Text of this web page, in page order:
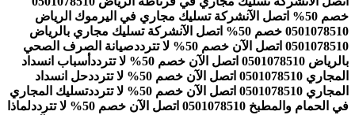
خصم 50% اتصل الآن
شركة تسليك مجاري في اليرموك الرياض
0501078510 خصم 50% اتصل الآن
شركة تسليك مجاري بالرياض
0501078510 اتصل الآن خصم 50% لا تتردد
صيانة الصرف الصحي
بالرياض 0501078510 اتصل الآن خصم 50% لا تتردد
أسباب انسداد
المجاري 0501078510 اتصل الآن خصم 50% لا تتردد
حل انسداد
المجاري 0501078510 اتصل الآن خصم 50% لا تتردد
تسليك المجاري
في الحمام والمطبخ 0501078510 اتصل الآن خصم 50% لا تتردد
لماذا